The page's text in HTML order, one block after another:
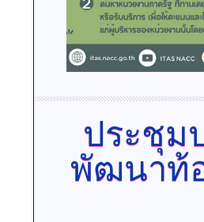
ประชุม
พัฒนาท้อ